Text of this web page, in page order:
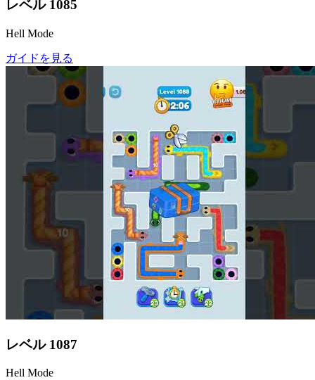
レベル 1085
Hell Mode
ガイドを見る
レベル 1087
Hell Mode